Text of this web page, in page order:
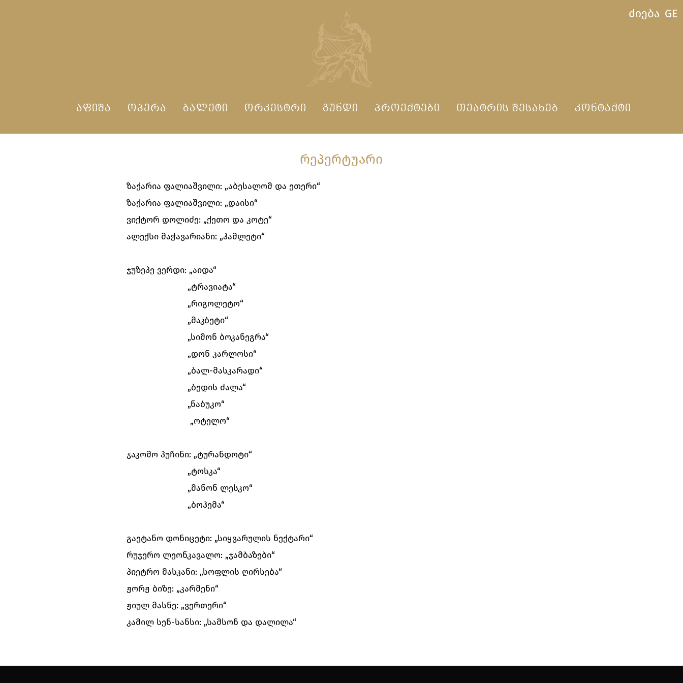
GE
ძიება
ᲐᲤᲘᲨᲐ ᲝᲞᲔᲠᲐ ᲑᲐᲚᲔᲢᲘ ᲝᲠᲙᲔᲡᲢᲠᲘ ᲒᲣᲜᲓᲘ ᲞᲠᲝᲔᲥᲢᲔᲑᲘ ᲗᲔᲐᲢᲠᲘᲡ ᲨᲔᲡᲐᲮᲔᲑ ᲙᲝᲜᲢᲐᲥᲢᲘ
ᲠᲔᲞᲔᲠᲢᲣᲐᲠᲘ
ზაქარია ფალიაშვილი: „აბესალომ და ეთერი“
ზაქარია ფალიაშვილი: „დაისი“
ვიქტორ დოლიძე: „ქეთო და კოტე“
ალექსი მაჭავარიანი: „ჰამლეტი“
ჯუზეპე ვერდი: „აიდა“
„ტრავიატა“
„რიგოლეტო“
„მაკბეტი“
„სიმონ ბოკანეგრა“
„დონ კარლოსი“
„ბალ-მასკარადი“
„ბედის ძალა“
„ნაბუკო“
„ოტელო“
ჯაკომო პუჩინი: „ტურანდოტი“
„ტოსკა“
„მანონ ლესკო“
„ბოჰემა“
გაეტანო დონიცეტი: „სიყვარულის ნექტარი“
რუჯერო ლეონკავალო: „ჯამბაზები“
პიეტრო მასკანი: „სოფლის ღირსება“
ჟორჟ ბიზე: „კარმენი“
ჟიულ მასნე: „ვერთერი“
კამილ სენ-სანსი: „სამსონ და დალილა“